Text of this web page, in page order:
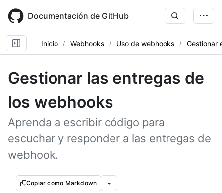
main
content
Documentación de GitHub
Inicio Webhooks Uso de webhooks Gestionar
Gestionar las entregas de
los webhooks
Aprenda a escribir código para
escuchar y responder a las entregas de
webhook.
Copiar como Markdown